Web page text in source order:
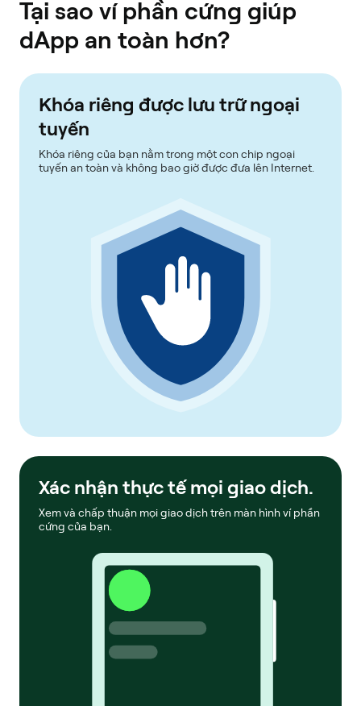
Tại sao ví phần cứng giúp
dApp an toàn hơn?
Khóa riêng được lưu trữ ngoại
tuyến
Khóa riêng của bạn nằm trong một con chip ngoại
tuyến an toàn và không bao giờ được đưa lên Internet.
Xác nhận thực tế mọi giao dịch.
Xem và chấp thuận mọi giao dịch trên màn hình ví phần
cứng của bạn.